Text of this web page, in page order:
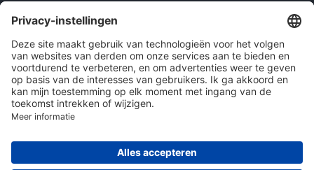
Onze producten
en diensten
Over Hitma
Algemene voorwaarden Disclaimer
Colofon
© 2026 Hitma B.V.